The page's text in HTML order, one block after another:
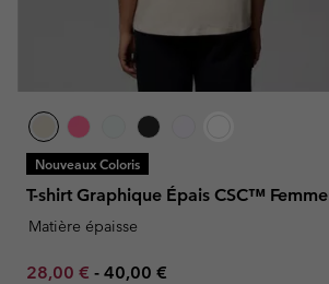
Nouveaux Coloris
T-shirt Graphique Épais CSC™ Femme
Matière épaisse
Minimum sale price:
28,00 € - Maximum price:
40,00 €